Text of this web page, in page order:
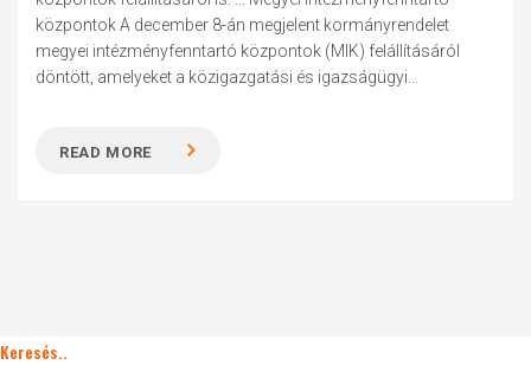
központok A december 8-án megjelent kormányrendelet
megyei intézményfenntartó központok (MIK) felállításáról
döntött, amelyeket a közigazgatási és igazságügyi...
READ MORE
Keresés..